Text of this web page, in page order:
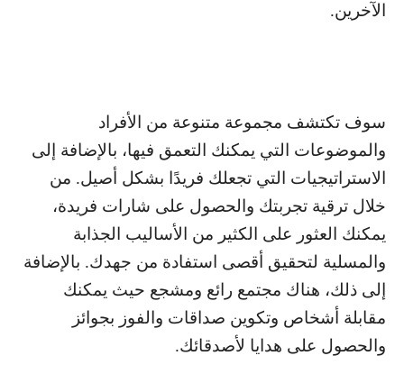
الآخرين.
سوف تكتشف مجموعة متنوعة من الأفراد
والموضوعات التي يمكنك التعمق فيها، بالإضافة إلى
الاستراتيجيات التي تجعلك فريدًا بشكل أصيل. من
خلال ترقية تجربتك والحصول على شارات فريدة،
يمكنك العثور على الكثير من الأساليب الجذابة
والمسلية لتحقيق أقصى استفادة من جهدك. بالإضافة
إلى ذلك، هناك مجتمع رائع ومشجع حيث يمكنك
مقابلة أشخاص وتكوين صداقات والفوز بجوائز
والحصول على هدايا لأصدقائك.